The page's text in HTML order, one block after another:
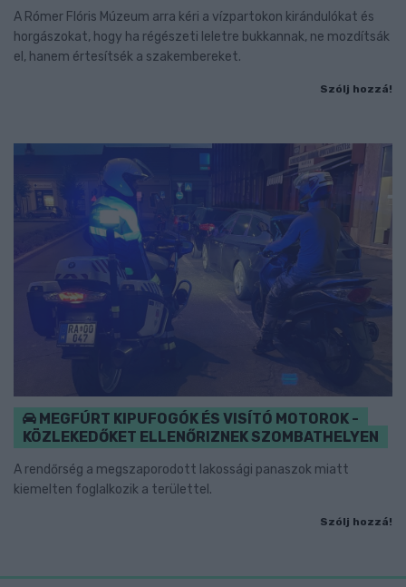
A Rómer Flóris Múzeum arra kéri a vízpartokon kirándulókat és
horgászokat, hogy ha régészeti leletre bukkannak, ne mozdítsák
el, hanem értesítsék a szakembereket.
Szólj hozzá!
MEGFÚRT KIPUFOGÓK ÉS VISÍTÓ MOTOROK -
KÖZLEKEDŐKET ELLENŐRIZNEK SZOMBATHELYEN
A rendőrség a megszaporodott lakossági panaszok miatt
kiemelten foglalkozik a területtel.
Szólj hozzá!